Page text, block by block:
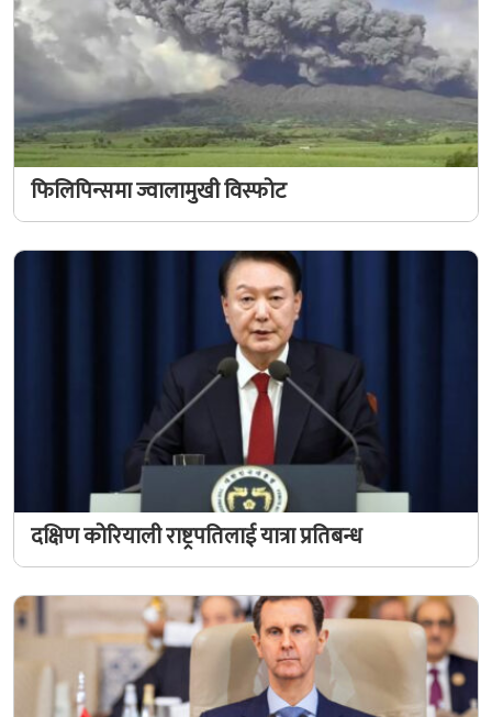
फिलिपिन्समा ज्वालामुखी विस्फोट
दक्षिण कोरियाली राष्ट्रपतिलाई यात्रा प्रतिबन्ध